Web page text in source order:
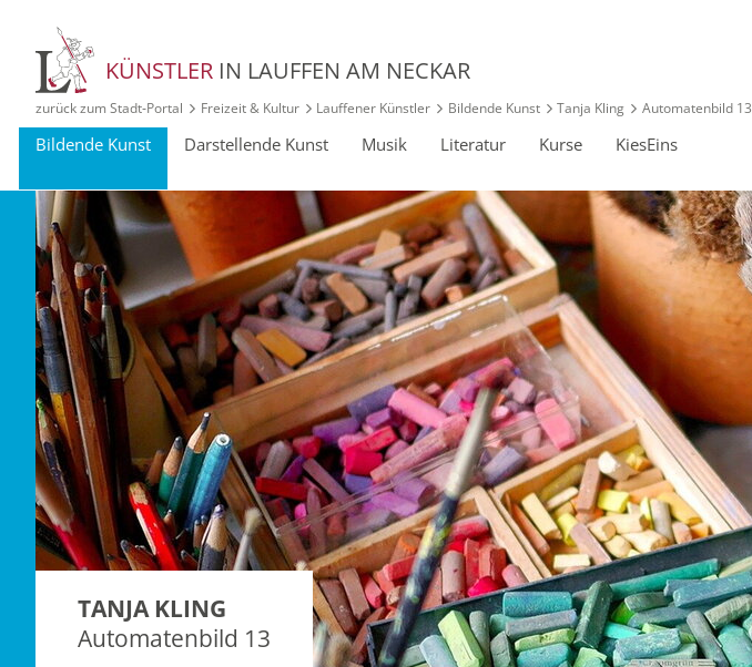
KÜNSTLER IN LAUFFEN AM NECKAR
zurück zum Stadt‑Portal Freizeit & Kultur Lauffener Künstler Bildende Kunst Tanja Kling Automatenbild 13
Bildende Kunst Darstellende Kunst Musik Literatur Kurse KiesEins
TANJA KLING
Automatenbild 13